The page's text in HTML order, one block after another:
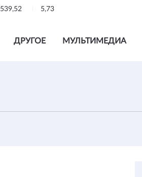
539,52 5,73
ДРУГОЕ МУЛЬТИМЕДИА